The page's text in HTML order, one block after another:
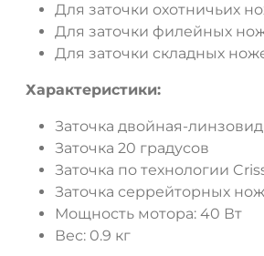
Для заточки охотничьих
Для заточки филейных
Для заточки складных
Характеристики:
Заточка двойная-
Заточка 20 градусов
Заточка по технологии
Заточка серрейторных
Мощность мотора: 40 Вт
Вес: 0.9 кг